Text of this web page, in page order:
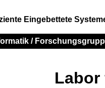
Eingebettete
/
Labor